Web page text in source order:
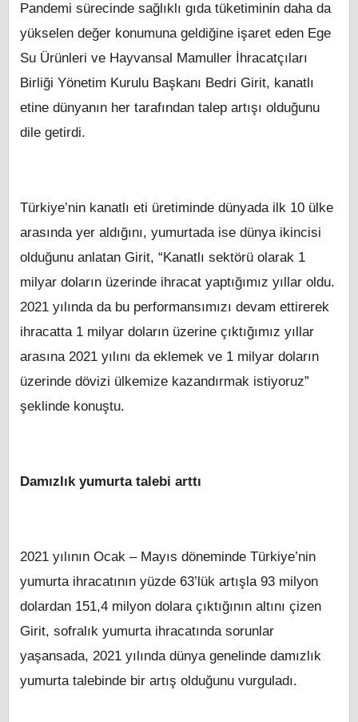
Pandemi sürecinde sağlıklı gıda tüketiminin daha da
yükselen değer konumuna geldiğine işaret eden Ege
Su Ürünleri ve Hayvansal Mamuller İhracatçıları
Birliği Yönetim Kurulu Başkanı Bedri Girit, kanatlı
etine dünyanın her tarafından talep artışı olduğunu
dile getirdi.
Türkiye’nin kanatlı eti üretiminde dünyada ilk 10 ülke
arasında yer aldığını, yumurtada ise dünya ikincisi
olduğunu anlatan Girit, “Kanatlı sektörü olarak 1
milyar doların üzerinde ihracat yaptığımız yıllar oldu.
2021 yılında da bu performansımızı devam ettirerek
ihracatta 1 milyar doların üzerine çıktığımız yıllar
arasına 2021 yılını da eklemek ve 1 milyar doların
üzerinde dövizi ülkemize kazandırmak istiyoruz”
şeklinde konuştu.
Damızlık yumurta talebi arttı
2021 yılının Ocak – Mayıs döneminde Türkiye’nin
yumurta ihracatının yüzde 63’lük artışla 93 milyon
dolardan 151,4 milyon dolara çıktığının altını çizen
Girit, sofralık yumurta ihracatında sorunlar
yaşansada, 2021 yılında dünya genelinde damızlık
yumurta talebinde bir artış olduğunu vurguladı.